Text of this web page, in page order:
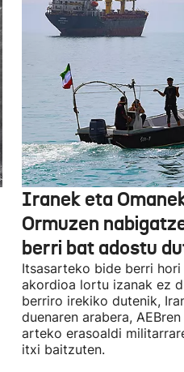
Iranek eta
Ormuzen
berri bat adostu
Itsasarteko bide berri
akordioa lortu izanak ez
berriro irekiko dutenik,
duenaren arabera,
arteko erasoaldi
itxi baitzuten.